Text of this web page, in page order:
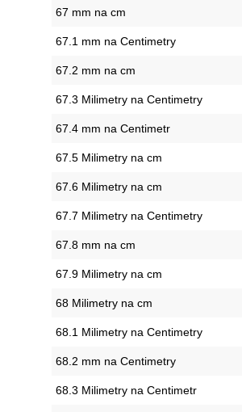
67 mm na cm
67.1 mm na Centimetry
67.2 mm na cm
67.3 Milimetry na Centimetry
67.4 mm na Centimetr
67.5 Milimetry na cm
67.6 Milimetry na cm
67.7 Milimetry na Centimetry
67.8 mm na cm
67.9 Milimetry na cm
68 Milimetry na cm
68.1 Milimetry na Centimetry
68.2 mm na Centimetry
68.3 Milimetry na Centimetr